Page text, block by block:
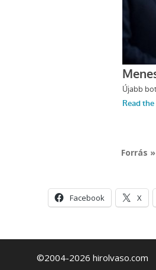
Forrás »
Facebook X
©2004-2026 hirolvaso.com